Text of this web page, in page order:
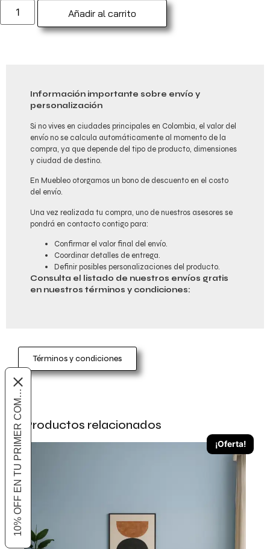
Añadir al carrito
Información importante sobre envío y
personalización
Si no vives en ciudades principales en Colombia, el valor del
envío no se calcula automáticamente al momento de la
compra, ya que depende del tipo de producto, dimensiones
y ciudad de destino.
En Muebleo otorgamos un bono de descuento en el costo
del envío.
Una vez realizada tu compra, uno de nuestros asesores se
pondrá en contacto contigo para:
Confirmar el valor final del envío.
Coordinar detalles de entrega.
Definir posibles personalizaciones del producto.
Consulta el listado de nuestros envíos gratis
en nuestros términos y condiciones:
Términos y condiciones
Productos relacionados
¡Oferta!
10% OFF EN TU PRIMER COMPRA